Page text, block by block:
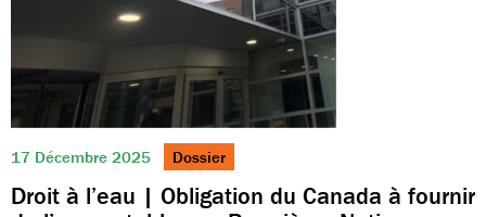
17 Décembre 2025 Dossier
Droit à l’eau | Obligation du Canada à fournir